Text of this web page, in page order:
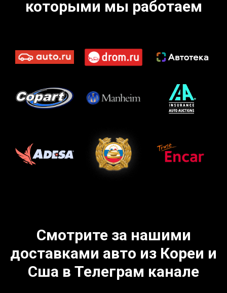
которыми мы работаем
Смотрите за нашими
доставками авто из Кореи и
Сша в Телеграм канале